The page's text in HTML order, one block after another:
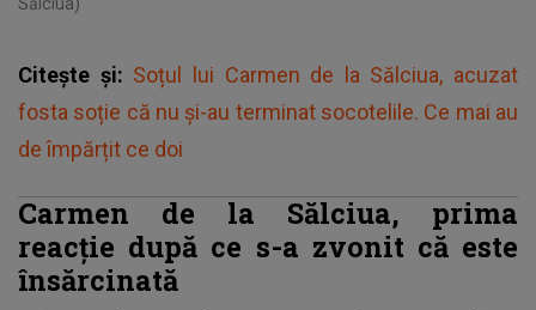
Citește și: Soțul lui Carmen de la Sălciua, acuzat
fosta soție că nu și-au terminat socotelile. Ce mai au
de împărțit ce doi
Carmen de la Sălciua, prima
reacție după ce s-a zvonit că este
însărcinată